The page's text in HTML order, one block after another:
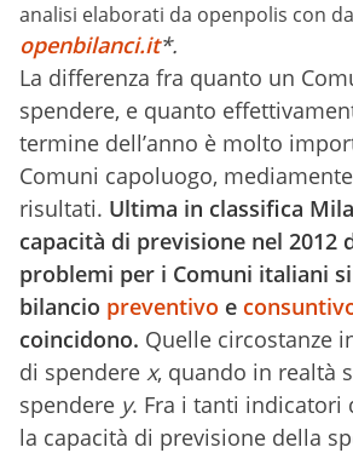
analisi elaborati da openpolis con
openbilanci.it*.
La differenza fra quanto un
spendere, e quanto
termine dell’anno è molto
Comuni capoluogo,
risultati. Ultima in classifica
capacità di previsione nel 2012
problemi per i Comuni italiani
bilancio preventivo e
coincidono. Quelle circostanze
di spendere x, quando in realtà
spendere y. Fra i tanti indicatori
la capacità di previsione della